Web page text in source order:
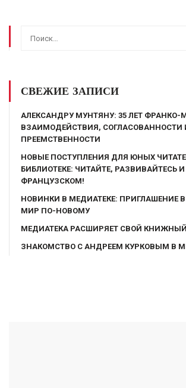
СВЕЖИЕ ЗАПИСИ
АЛЕКСАНДРУ МУНТЯНУ: 35 ЛЕТ ФРАНКО-
ВЗАИМОДЕЙСТВИЯ, СОГЛАСОВАННОСТИ
ПРЕЕМСТВЕННОСТИ
НОВЫЕ ПОСТУПЛЕНИЯ ДЛЯ ЮНЫХ
БИБЛИОТЕКЕ: ЧИТАЙТЕ, РАЗВИВАЙТЕСЬ
ФРАНЦУЗСКОМ!
НОВИНКИ В МЕДИАТЕКЕ: ПРИГЛАШЕНИЕ
МИР ПО-НОВОМУ
МЕДИАТЕКА РАСШИРЯЕТ СВОЙ
ЗНАКОМСТВО С АНДРЕЕМ КУРКОВЫМ В